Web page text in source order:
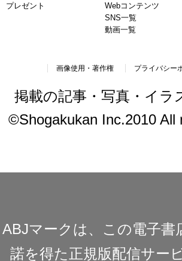
プレゼント
Webコンテンツ
SNS一覧
動画一覧
画像使用・著作権 プライバシー
掲載の記事・写真・イ
©Shogakukan Inc.2010 All
ABJマークは、この電子
諾を得た正規版配信サー